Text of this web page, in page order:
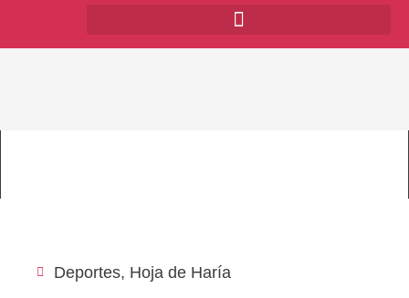
Deportes, Hoja de Haría